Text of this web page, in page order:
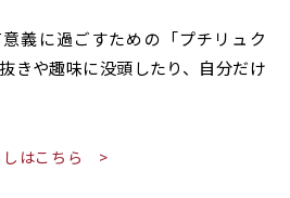
義に過ごすための「プチリュク
きや趣味に没頭したり、自分だけ
しはこちら >